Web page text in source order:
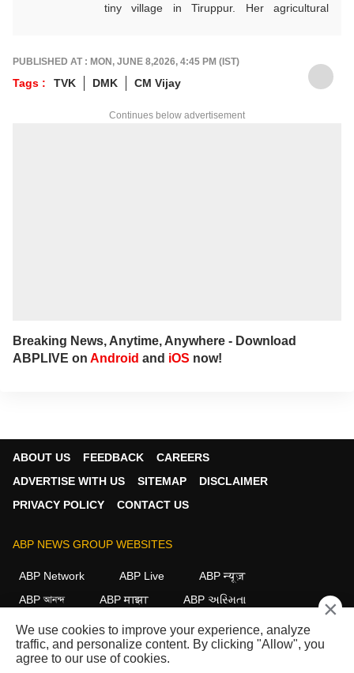
tiny village in Tiruppur. Her agricultural
industry and joined Journalism with utmost
enthusiasm. She has been working in Tamil
media for the past 11 years. Her areas of
PUBLISHED AT : MON, JUNE 8,2026, 4:45 PM (IST)
Tags : TVK DMK CM Vijay
Continues below advertisement
Breaking News, Anytime, Anywhere - Download
ABPLIVE on Android and iOS now!
ABOUT US FEEDBACK
CAREERS
ADVERTISE WITH US
SITEMAP
DISCLAIMER
PRIVACY POLICY
CONTACT US
ABP NEWS GROUP WEBSITES
ABP Network ABP Live
ABP न्यूज़
ABP আনন্দ
ABP माझा
ABP અસ્મિતા
ABP Ganga
ABP ਸਾਂਝਾ ABP நாடு ABP దేశం
FOLLOW US
×
We use cookies to improve your experience, analyze
traffic, and personalize content. By clicking "Allow", you
agree to our use of cookies.